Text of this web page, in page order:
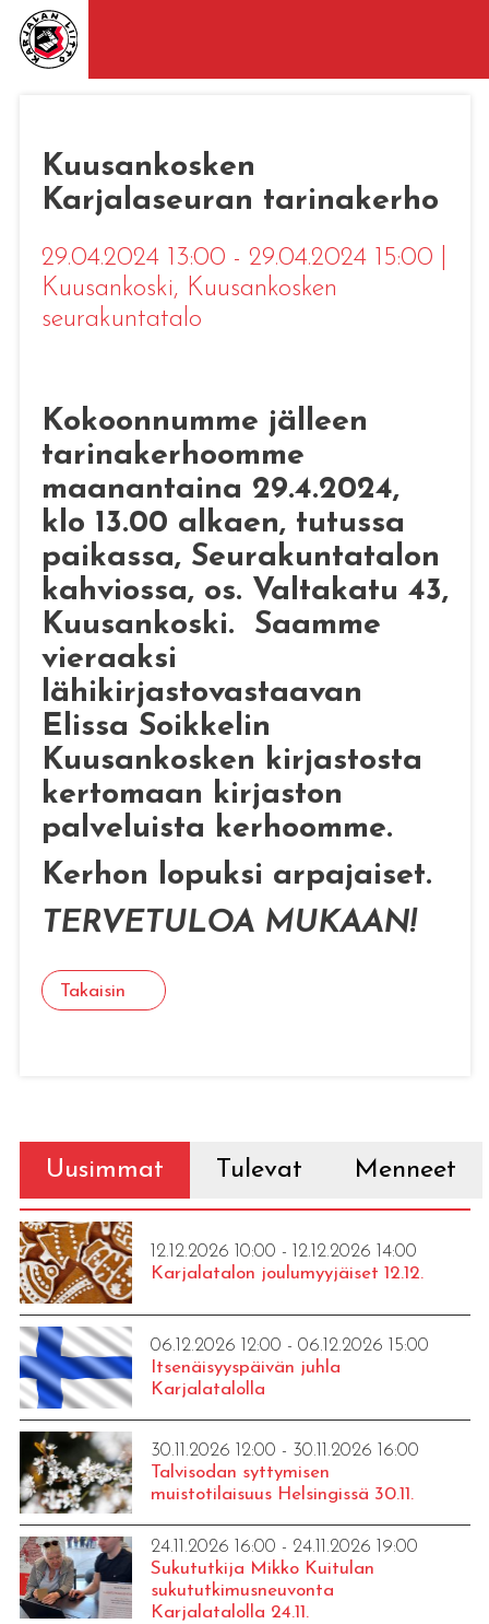
Kuusankosken
Karjalaseuran tarinakerho
29.04.2024 13:00 - 29.04.2024 15:00
Kuusankoski, Kuusankosken
seurakuntatalo
Kokoonnumme jälleen
tarinakerhoomme
maanantaina 29.4.2024,
klo 13.00 alkaen, tutussa
paikassa, Seurakuntatalon
kahviossa, os. Valtakatu 43,
Kuusankoski. Saamme
vieraaksi
lähikirjastovastaavan
Elissa Soikkelin
Kuusankosken kirjastosta
kertomaan kirjaston
palveluista kerhoomme.
Kerhon lopuksi arpajaiset.
TERVETULOA MUKAAN!
Takaisin
Uusimmat Tulevat Menneet
12.12.2026 10:00 - 12.12.2026 14:00
Karjalatalon joulumyyjäiset 12.12.
06.12.2026 12:00 - 06.12.2026 15:00
Itsenäisyyspäivän juhla
Karjalatalolla
30.11.2026 12:00 - 30.11.2026 16:00
Talvisodan syttymisen
muistotilaisuus Helsingissä 30.11.
24.11.2026 16:00 - 24.11.2026 19:00
Sukututkija Mikko Kuitulan
sukututkimusneuvonta
Karjalatalolla 24.11.